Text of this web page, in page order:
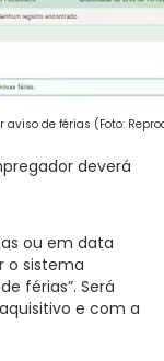
de férias (Foto:
deverá
ou em data
o sistema
férias”. Será
e com a